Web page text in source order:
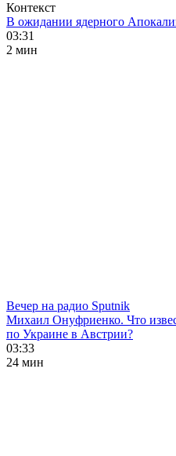
Контекст
В ожидании ядерного
03:31
2 мин
Вечер на радио Sputnik
Михаил Онуфриенко. Что
по Украине в Австрии?
03:33
24 мин